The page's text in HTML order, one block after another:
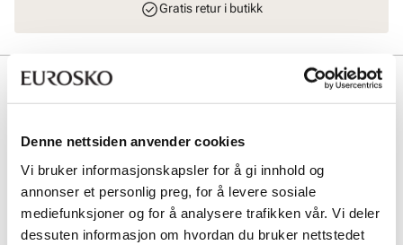
Denne nettsiden anvender cookies
Vi bruker informasjonskapsler for å gi innhold og
annonser et personlig preg, for å levere sosiale
mediefunksjoner og for å analysere trafikken vår. Vi deler
dessuten informasjon om hvordan du bruker nettstedet
Gratis retur i butikk
Beskrivelse
tåpartiet. Den tidløse designen kombinerer komfort med et sofistikert
stabilitet. Disse skoene er ideelle for både hverdagsbruk og mer
formelle anledninger, og tilfører et klassisk og moderne preg til
enhver garderobe. Med en behagelig passform og
kvalitetsmaterialer, vil disse loafersene raskt bli en favoritt i din
skosamling.